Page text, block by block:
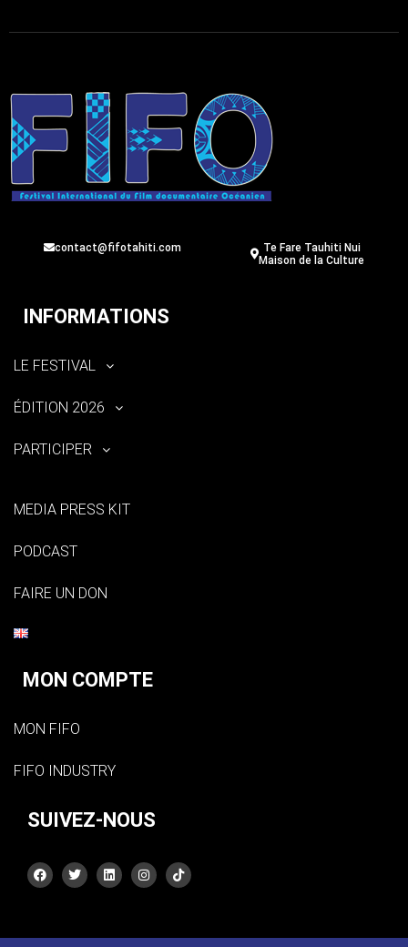
contact@fifotahiti.com
Te Fare Tauhiti Nui
Maison de la Culture
INFORMATIONS
LE FESTIVAL
ÉDITION 2026
PARTICIPER
MEDIA PRESS KIT
PODCAST
FAIRE UN DON
MON COMPTE
MON FIFO
FIFO INDUSTRY
SUIVEZ-NOUS